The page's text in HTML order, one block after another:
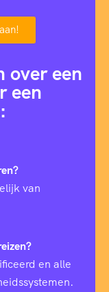
over een
een
van
en alle